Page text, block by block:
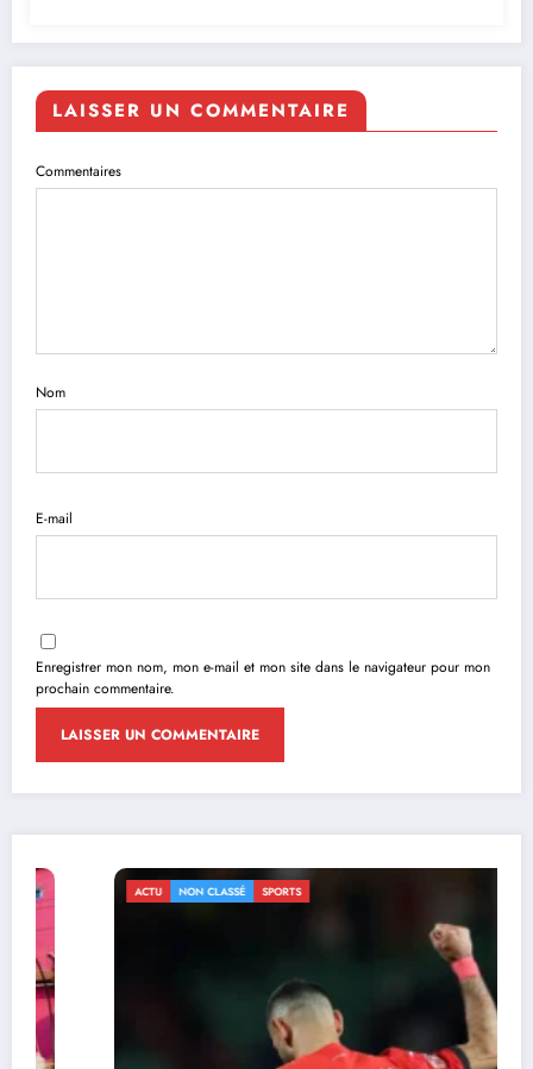
LAISSER UN COMMENTAIRE
Commentaires
Nom
E-mail
Enregistrer mon nom, mon e-mail et mon site dans le navigateur pour mon
prochain commentaire.
NON CLASSÉ SPORTS